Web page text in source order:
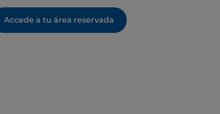
Accede a tu área reservada